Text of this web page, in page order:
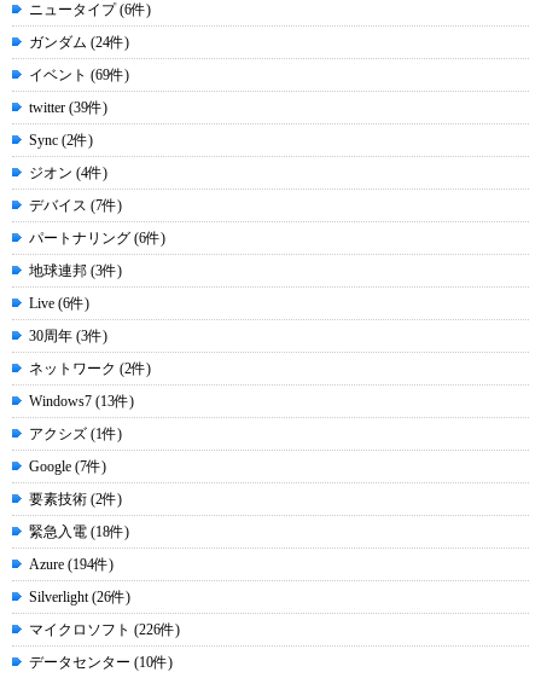
ニュータイプ (6件)
ガンダム (24件)
イベント (69件)
twitter (39件)
Sync (2件)
ジオン (4件)
デバイス (7件)
パートナリング (6件)
地球連邦 (3件)
Live (6件)
30周年 (3件)
ネットワーク (2件)
Windows7 (13件)
アクシズ (1件)
Google (7件)
要素技術 (2件)
緊急入電 (18件)
Azure (194件)
Silverlight (26件)
マイクロソフト (226件)
データセンター (10件)